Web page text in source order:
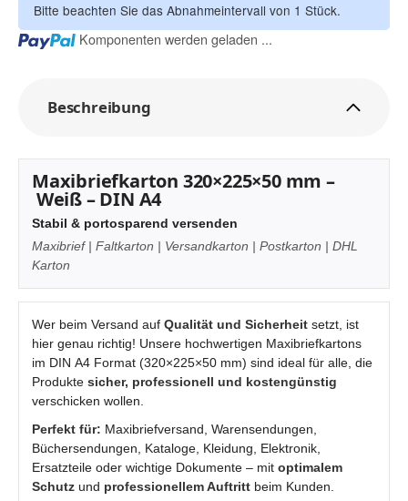
Bitte beachten Sie das Abnahmeintervall von 1 Stück.
Loading... Komponenten werden geladen ...
Beschreibung
Maxibriefkarton 320×225×50 mm –
Weiß – DIN A4
Stabil & portosparend versenden
Maxibrief | Faltkarton | Versandkarton | Postkarton | DHL
Karton
Wer beim Versand auf Qualität und Sicherheit setzt, ist
hier genau richtig! Unsere hochwertigen Maxibriefkartons
im DIN A4 Format (320×225×50 mm) sind ideal für alle, die
Produkte sicher, professionell und kostengünstig
verschicken wollen.
Perfekt für: Maxibriefversand, Warensendungen,
Büchersendungen, Kataloge, Kleidung, Elektronik,
Ersatzteile oder wichtige Dokumente – mit optimalem
Schutz und professionellem Auftritt beim Kunden.